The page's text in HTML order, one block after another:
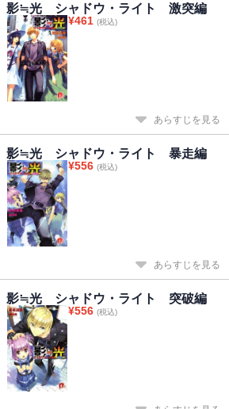
影≒光 シャドウ・ライト 激突編
¥461 (税込)
あらすじを見る
影≒光 シャドウ・ライト 暴走編
¥556 (税込)
あらすじを見る
影≒光 シャドウ・ライト 突破編
¥556 (税込)